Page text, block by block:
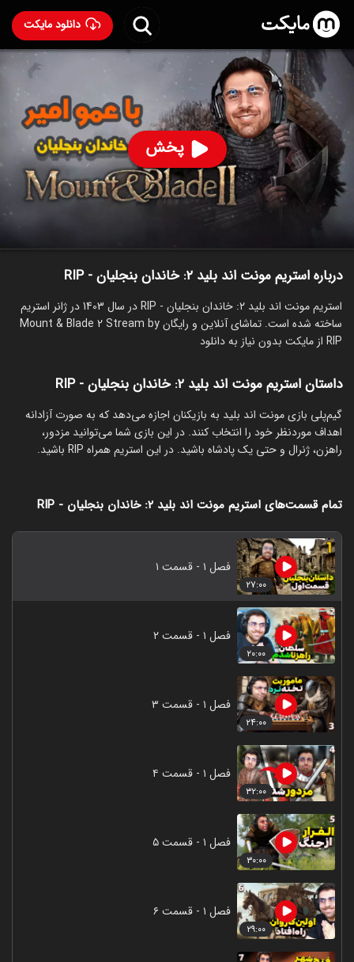
دانلود مایکت
پخش
استریم مونت اند بلید ۲: خاندان بنجلیان - RIP
۲۱۳ 89% RIP
ساخت ایران سال 1403
رده سنی ۱۳+
استریم
درباره استریم مونت اند بلید ۲: خاندان بنجلیان - RIP
استریم مونت اند بلید ۲: خاندان بنجلیان - RIP در سال 1403 در ژانر استریم
ساخته شده است. تماشای آنلاین و رایگان Mount & Blade 2 Stream by
RIP از مایکت بدون نیاز به دانلود
داستان استریم مونت اند بلید ۲: خاندان بنجلیان - RIP
‏گیم‌پلی بازی مونت اند بلید به بازیکنان اجازه می‌دهد که به صورت آزادانه
اهداف موردنظر خود را انتخاب کنند. در این بازی شما می‌توانید مزدور،
راهزن، ژنرال و حتی یک پادشاه باشید. در این استریم همراه RIP باشید.
تمام قسمت‌های استریم مونت اند بلید ۲: خاندان بنجلیان - RIP
۲۷:۰۰
فصل ۱ - قسمت ۱
۲۰:۰۰
فصل ۱ - قسمت ۲
۲۴:۰۰
فصل ۱ - قسمت ۳
۳۲:۰۰
فصل ۱ - قسمت ۴
۳۰:۰۰
فصل ۱ - قسمت ۵
۲۹:۰۰
فصل ۱ - قسمت ۶